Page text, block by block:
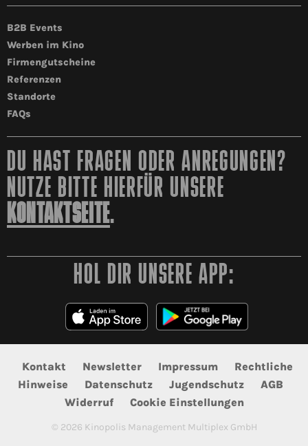
B2B Events
Werben im Kino
Firmengutscheine
Referenzen
Standorte
FAQs
DU HAST FRAGEN ODER ANREGUNGEN?
NUTZE BITTE HIERFÜR UNSERE
KONTAKTSEITE.
HOL DIR UNSERE APP:
Kontakt Newsletter Impressum
Rechtliche
Hinweise
Datenschutz Jugendschutz
AGB
Widerruf
Cookie Einstellungen
© 2026 Kinopolis Management Multiplex GmbH